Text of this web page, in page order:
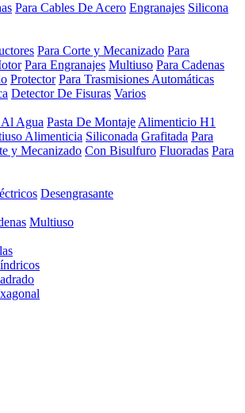
Para Cables De Acero Engranajes Silicona
Para Corte y Mecanizado Para
Para Engranajes Multiuso Para Cadenas
Protector Para Trasmisiones Automáticas
Detector De Fisuras Varios
Al Agua Pasta De Montaje Alimenticio H1
Alimenticia Siliconada Grafitada Para
y Mecanizado Con Bisulfuro Fluoradas Para
Desengrasante
Multiuso